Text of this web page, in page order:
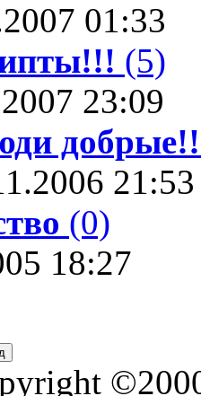
01:33
(5)
23:09
добрые!!
21:53
(0)
18:27